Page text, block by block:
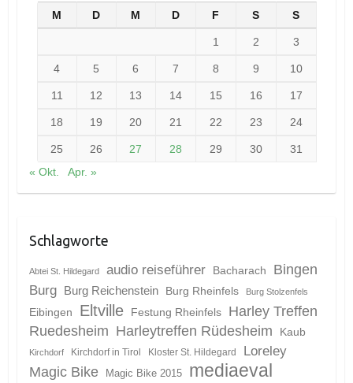
M D M D F S S
1 2 3
4 5 6 7 8 9 10
11 12 13 14 15 16 17
18 19 20 21 22 23 24
25 26 27 28 29 30
31
« Okt.
Apr. »
Schlagworte
Abtei St. Hildegard audio reiseführer Bacharach
Bingen
Burg
Burg Reichenstein Burg Rheinfels Burg Stolzenfels
Eibingen Eltville Festung Rheinfels
Harley Treffen
Ruedesheim Harleytreffen Rüdesheim Kaub
Kirchdorf Kirchdorf in Tirol Kloster St. Hildegard Loreley
Magic Bike Magic Bike 2015 mediaeval